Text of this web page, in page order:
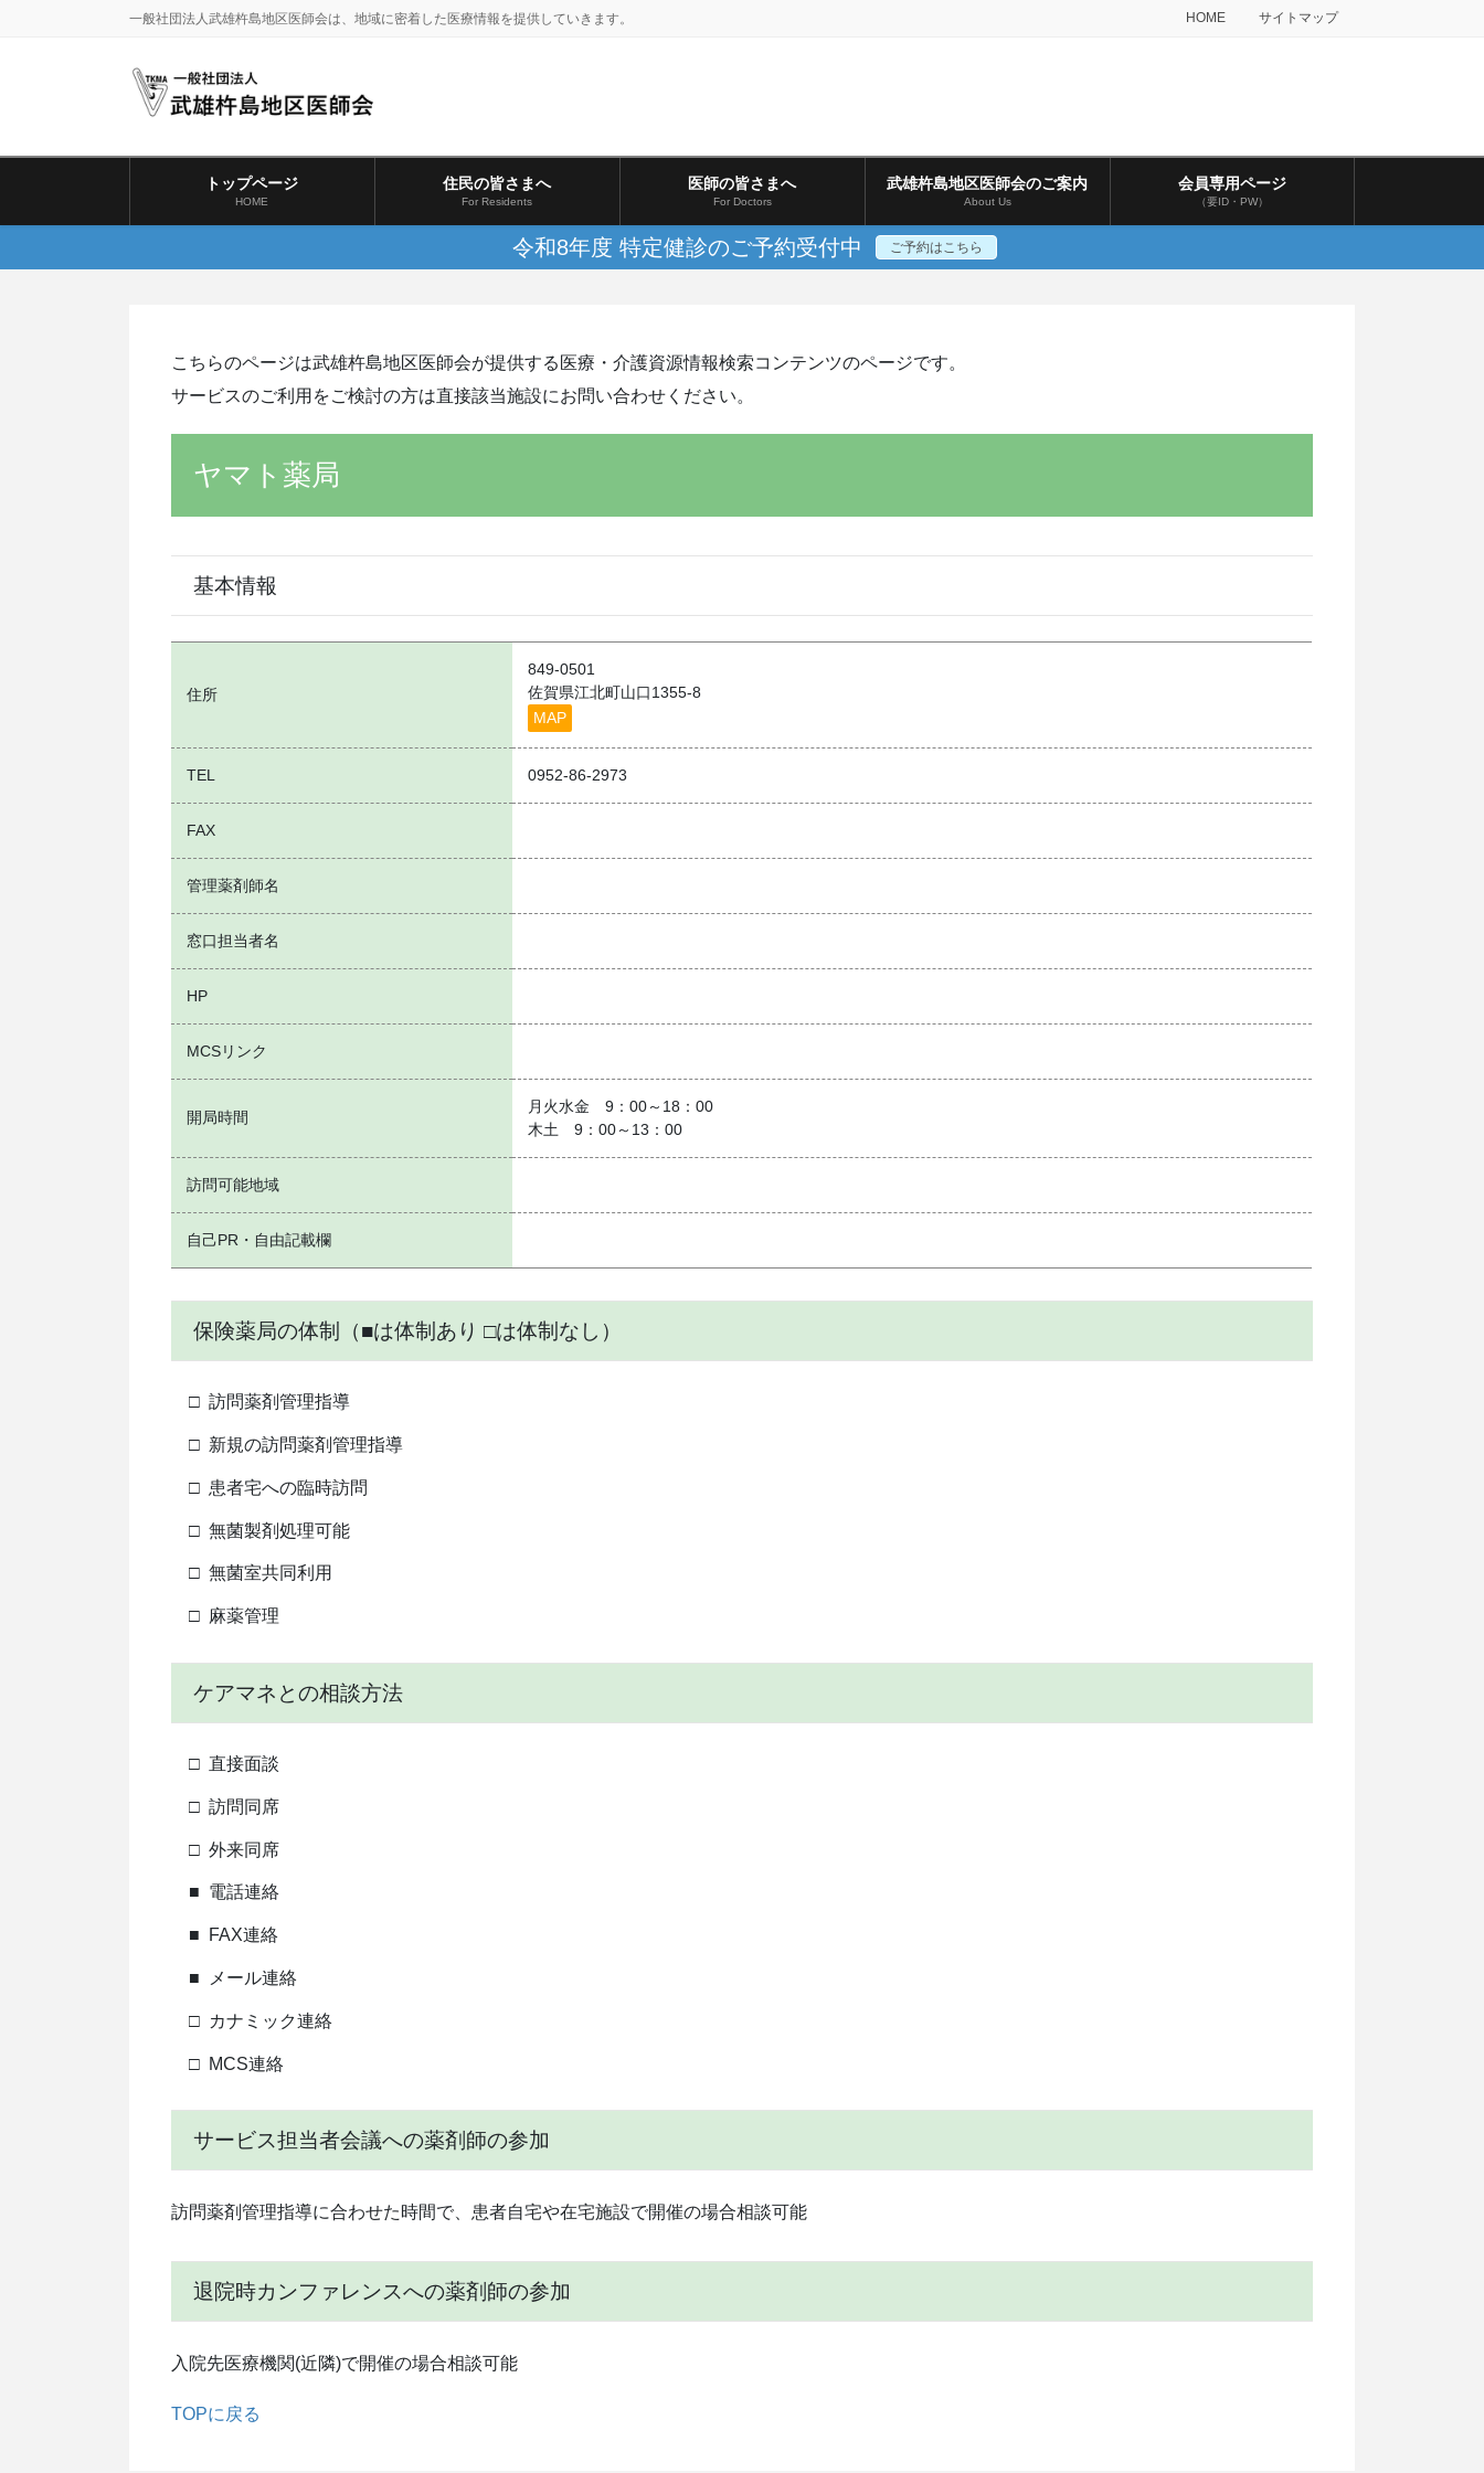
移
一般社団法人武雄杵島地区医師会は、地域に密着した医療情報を提供していきます。 HOME サイトマップ
トップページ
HOME
住民の皆さまへ
For Residents
医師の皆さまへ
For Doctors
武雄杵島地区医師会のご案内
About Us
会員専用ページ
（要ID・PW）
令和8年度 特定健診のご予約受付中 ご予約はこちら
こちらのページは武雄杵島地区医師会が提供する医療・介護資源情報検索コンテンツのページです。
サービスのご利用をご検討の方は直接該当施設にお問い合わせください。
ヤマト薬局
基本情報
住所
849-0501
佐賀県江北町山口1355‐8
MAP
TEL 0952-86-2973
FAX
管理薬剤師名
窓口担当者名
HP
MCSリンク
開局時間
月火水金 9：00～18：00
木土 9：00～13：00
訪問可能地域
自己PR・自由記載欄
保険薬局の体制（■は体制あり □は体制なし）
□ 訪問薬剤管理指導
□ 新規の訪問薬剤管理指導
□ 患者宅への臨時訪問
□ 無菌製剤処理可能
□ 無菌室共同利用
□ 麻薬管理
ケアマネとの相談方法
□ 直接面談
□ 訪問同席
□ 外来同席
■ 電話連絡
■ FAX連絡
■ メール連絡
□ カナミック連絡
□ MCS連絡
サービス担当者会議への薬剤師の参加
訪問薬剤管理指導に合わせた時間で、患者自宅や在宅施設で開催の場合相談可能
退院時カンファレンスへの薬剤師の参加
入院先医療機関(近隣)で開催の場合相談可能
TOPに戻る